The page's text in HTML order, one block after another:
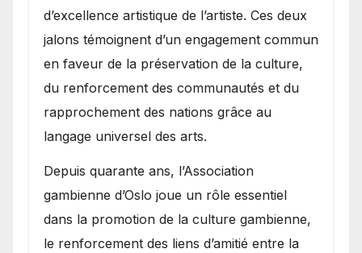
d’excellence artistique de l’artiste. Ces deux
jalons témoignent d’un engagement commun
en faveur de la préservation de la culture,
du renforcement des communautés et du
rapprochement des nations grâce au
langage universel des arts.
​Depuis quarante ans, l’Association
gambienne d’Oslo joue un rôle essentiel
dans la promotion de la culture gambienne,
le renforcement des liens d’amitié entre la